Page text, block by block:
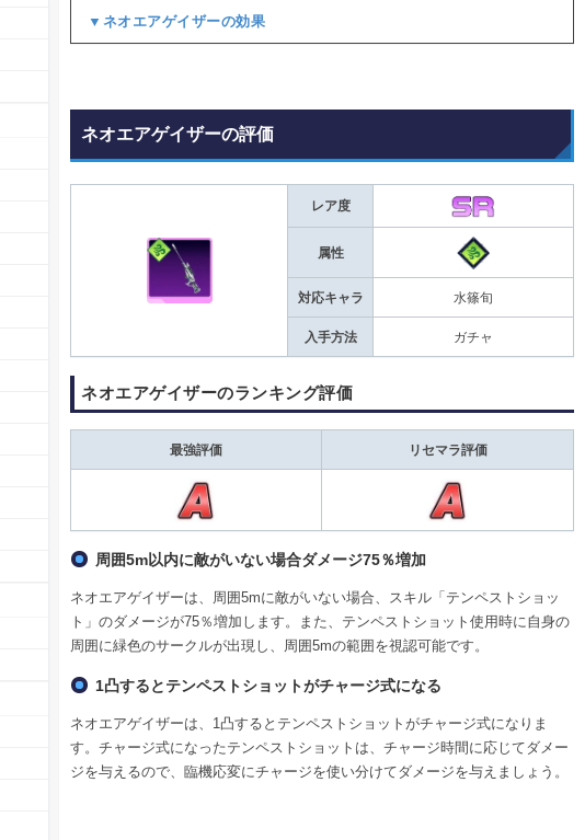
▼ネオエアゲイザーの効果
ネオエアゲイザーの評価
レア度
属性
対応キャラ 水篠旬
入手方法 ガチャ
ネオエアゲイザーのランキング評価
最強評価 リセマラ評価
周囲5m以内に敵がいない場合ダメージ75％増加
ネオエアゲイザーは、周囲5mに敵がいない場合、スキル「テンペストショッ
ト」のダメージが75％増加します。また、テンペストショット使用時に自身の
周囲に緑色のサークルが出現し、周囲5mの範囲を視認可能です。
1凸するとテンペストショットがチャージ式になる
ネオエアゲイザーは、1凸するとテンペストショットがチャージ式になりま
す。チャージ式になったテンペストショットは、チャージ時間に応じてダメー
ジを与えるので、臨機応変にチャージを使い分けてダメージを与えましょう。